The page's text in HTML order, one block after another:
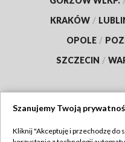
KRAKÓW /
OPOLE /
SZCZECIN /
Szanujemy Twoją
Kliknij "Akceptuję i przechodzę do